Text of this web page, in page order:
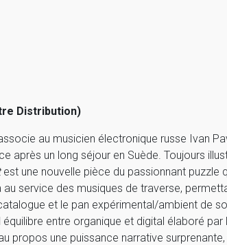
Distribution)
au musicien électronique russe Ivan
après un long séjour en Suède. Toujours
est une nouvelle pièce du passionnant puzzle
service des musiques de traverse,
et le pan expérimental/ambient de
entre organique et digital élaboré par
propos une puissance narrative